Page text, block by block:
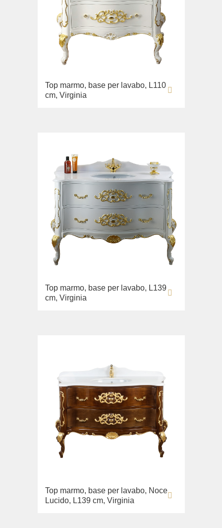
Lavandino sul pavimento
Sistemi di installazione
Ricambi
Top marmo, base per lavabo, L110
cm, Virginia
Top marmo, base per lavabo, L139
cm, Virginia
Top marmo, base per lavabo, Noce
Lucido, L139 cm, Virginia